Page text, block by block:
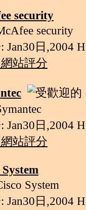
security
security
Jan30日,2004
站評分
Jan30日,2004
站評分
System
Jan30日,2004